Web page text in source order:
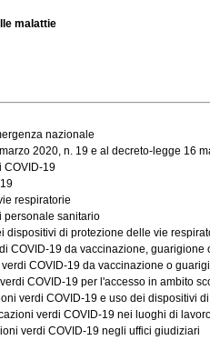
malattie
nazionale
2020, n. 19 e al decreto-legge 16
COVID-19
respiratorie
personale sanitario
dispositivi di protezione delle vie
COVID-19 da vaccinazione, guarigione
COVID-19 da vaccinazione o
COVID-19 per l'accesso in ambito
verdi COVID-19 e uso dei dispositivi
verdi COVID-19 nei luoghi di
verdi COVID-19 negli uffici giudiziari